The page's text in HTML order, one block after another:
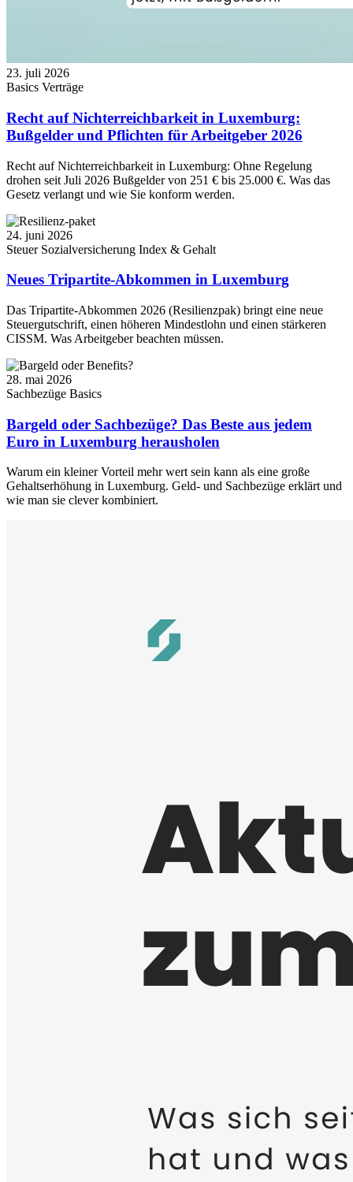
23. juli 2026
Basics Verträge
Recht auf Nichterreichbarkeit in Luxemburg:
Bußgelder und Pflichten für Arbeitgeber 2026
Recht auf Nichterreichbarkeit in Luxemburg: Ohne Regelung
drohen seit Juli 2026 Bußgelder von 251 € bis 25.000 €. Was das
Gesetz verlangt und wie Sie konform werden.
24. juni 2026
Steuer Sozialversicherung Index & Gehalt
Neues Tripartite-Abkommen in Luxemburg
Das Tripartite-Abkommen 2026 (Resilienzpak) bringt eine neue
Steuergutschrift, einen höheren Mindestlohn und einen stärkeren
CISSM. Was Arbeitgeber beachten müssen.
28. mai 2026
Sachbezüge Basics
Bargeld oder Sachbezüge? Das Beste aus jedem
Euro in Luxemburg herausholen
Warum ein kleiner Vorteil mehr wert sein kann als eine große
Gehaltserhöhung in Luxemburg. Geld- und Sachbezüge erklärt und
wie man sie clever kombiniert.